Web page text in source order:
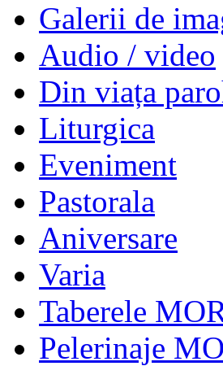
Galerii de
Audio / video
Din viața
Liturgica
Eveniment
Pastorala
Aniversare
Varia
Taberele
Pelerinaje